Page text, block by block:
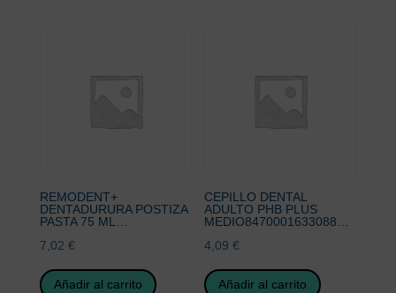
REMODENT+
DENTADURURA POSTIZA
PASTA 75 ML…
7,02 €
Añadir al carrito
CEPILLO DENTAL
ADULTO PHB PLUS
MEDIO8470001633088…
4,09€
Añadir al carrito